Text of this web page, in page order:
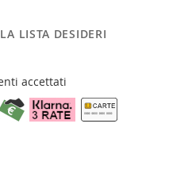
LISTA DESIDERI
accettati